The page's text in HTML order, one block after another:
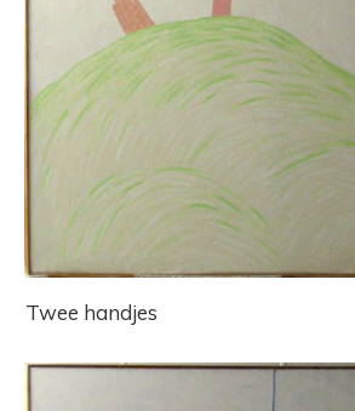
Twee handjes